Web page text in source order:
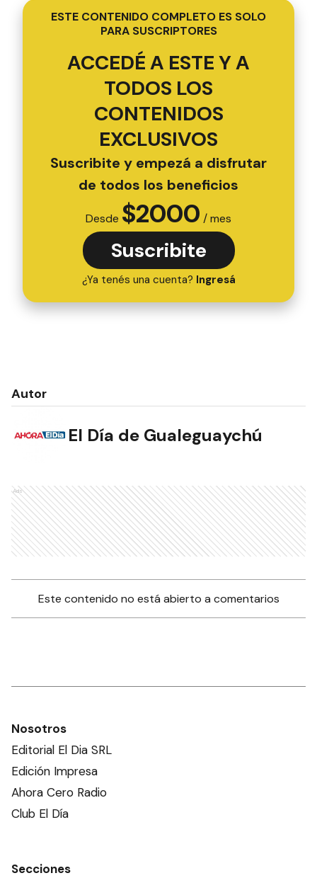
ESTE CONTENIDO COMPLETO ES SOLO
PARA SUSCRIPTORES
ACCEDÉ A ESTE Y A
TODOS LOS
CONTENIDOS
EXCLUSIVOS
Suscribite y empezá a disfrutar
de todos los beneficios
Desde $2000 / mes
Suscribite
¿Ya tenés una cuenta? Ingresá
Autor
El Día de Gualeguaychú
Ads
Este contenido no está abierto a comentarios
Nosotros
Editorial El Dia SRL
Edición Impresa
Ahora Cero Radio
Club El Día
Secciones